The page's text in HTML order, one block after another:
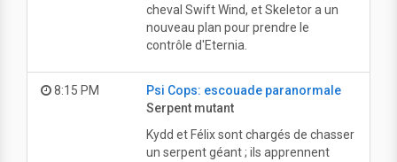
cheval Swift Wind, et Skeletor a un
nouveau plan pour prendre le
contrôle d'Eternia.
8:15 PM
Psi Cops: escouade paranormale
Serpent mutant
Kydd et Félix sont chargés de chasser
un serpent géant ; ils apprennent